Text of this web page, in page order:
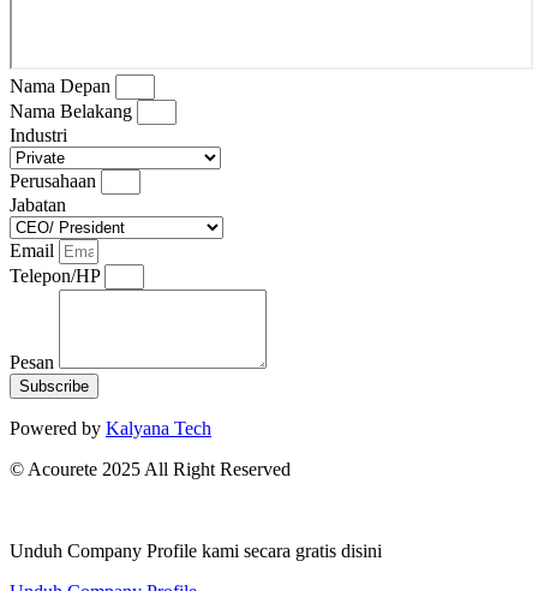
Nama Depan
Nama Belakang
Industri
Perusahaan
Jabatan
Email
Telepon/HP
Pesan
Subscribe
Powered by Kalyana Tech
© Acourete 2025 All Right Reserved
Unduh Company Profile kami secara gratis disini